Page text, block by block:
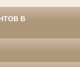
В